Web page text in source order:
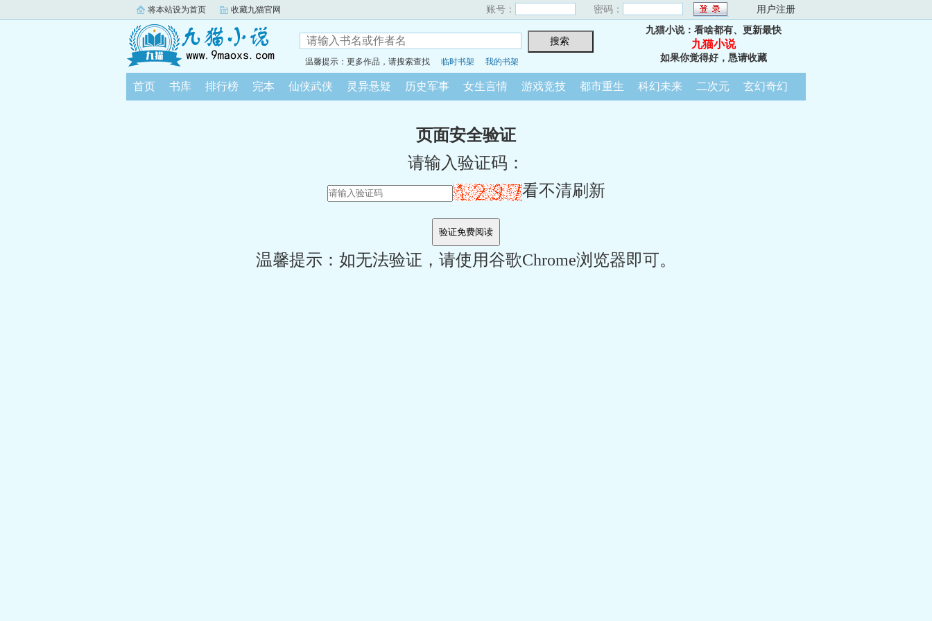
将本站设为首页 收藏九猫官网 账号： 密码： 用户注册
温馨提示：更多作品，请搜索查找 临时书架 我的书架
九猫小说：看啥都有、更新最快
九猫小说
如果你觉得好，恳请收藏
首页 书库 排行榜 完本 仙侠武侠 灵异悬疑 历史军事 女生言情 游戏竞技 都市重生 科幻未来 二次元 玄幻奇幻
页面安全验证
请输入验证码：
看不清刷新
温馨提示：如无法验证，请使用谷歌Chrome浏览器即可。